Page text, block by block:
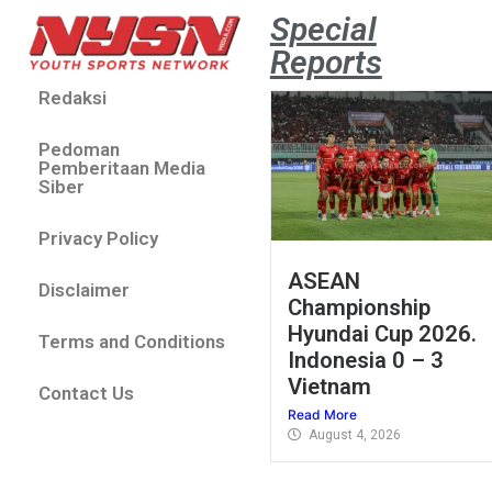
Redaksi
Pedoman
Pemberitaan Media
Siber
Privacy Policy
Disclaimer
Terms and Conditions
Contact Us
Special
Reports
ASEAN
Championship
Hyundai Cup 2026.
Indonesia 0 – 3
Vietnam
Read More
August 4, 2026